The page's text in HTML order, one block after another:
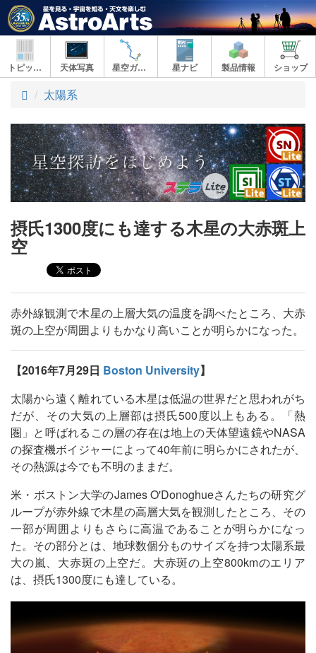
トピックス 天体写真 星空ガイド 星ナビ 製品情報 ショップ
ト
プ
太陽系
摂氏1300度にも達する木星の大赤斑上
空
赤外線観測で木星の上層大気の温度を調べたところ、大赤
斑の上空が周囲よりもかなり高いことが明らかになった。
【2016年7月29日 Boston University】
太陽から遠く離れている木星は低温の世界だと思われがち
だが、その大気の上層部は摂氏500度以上もある。「熱
圏」と呼ばれるこの層の存在は地上の天体望遠鏡やNASA
の探査機ボイジャーによって40年前に明らかにされたが、
その熱源は今でも不明のままだ。
米・ボストン大学のJames O'Donoghueさんたちの研究グ
ループが赤外線で木星の高層大気を観測したところ、その
一部が周囲よりもさらに高温であることが明らかになっ
た。その部分とは、地球数個分ものサイズを持つ太陽系最
大の嵐、大赤斑の上空だ。大赤斑の上空800kmのエリア
は、摂氏1300度にも達している。